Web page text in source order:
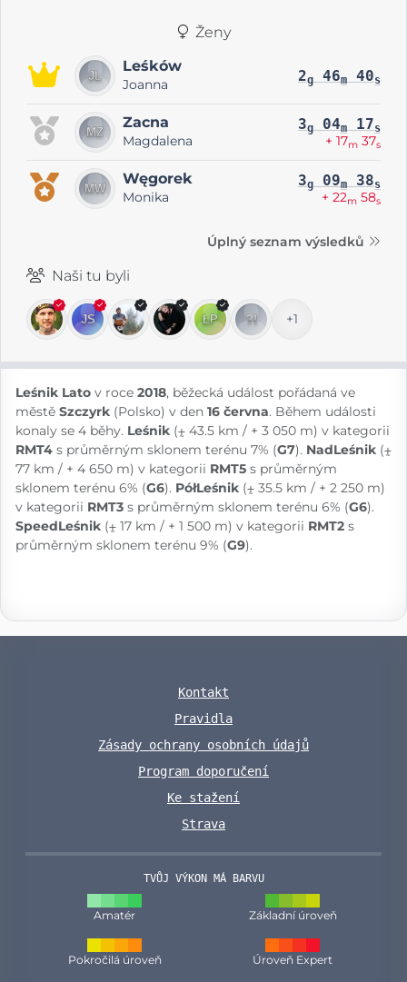
Ženy
Leśków
Joanna 2g 46m 40s
Zacna
Magdalena
3g 04m 17s
+ 17m 37s
Węgorek
Monika
3g 09m 38s
+ 22m 58s
Úplný seznam výsledků
Naši tu byli
+1
Leśnik Lato v roce 2018, běžecká událost pořádaná ve
městě Szczyrk (Polsko) v den 16 června. Během události
konaly se 4 běhy. Leśnik (⨦ 43.5 km / + 3 050 m) v kategorii
RMT4 s průměrným sklonem terénu 7% (G7). NadLeśnik (⨦
77 km / + 4 650 m) v kategorii RMT5 s průměrným
sklonem terénu 6% (G6). PółLeśnik (⨦ 35.5 km / + 2 250 m)
v kategorii RMT3 s průměrným sklonem terénu 6% (G6).
SpeedLeśnik (⨦ 17 km / + 1 500 m) v kategorii RMT2 s
průměrným sklonem terénu 9% (G9).
Kontakt
Pravidla
Zásady ochrany osobních údajů
Program doporučení
Ke stažení
Strava
TVŮJ VÝKON MÁ BARVU
Amatér Základní úroveň
Pokročilá úroveň Úroveň Expert